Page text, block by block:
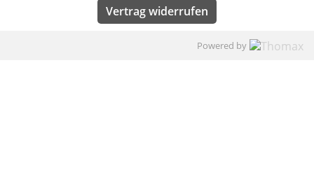
Vertrag widerrufen
Powered by